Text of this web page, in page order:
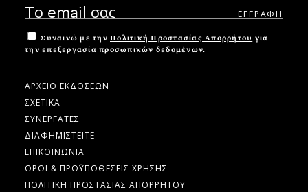
Συναινώ με την Πολιτική Προστασίας Απορρήτου για
την επεξεργασία προσωπικών δεδομένων.
ΑΡΧΕΙΟ ΕΚΔΟΣΕΩΝ
ΣΧΕΤΙΚΑ
ΣΥΝΕΡΓΑΤΕΣ
ΔΙΑΦΗΜΙΣΤΕΙΤΕ
ΕΠΙΚΟΙΝΩΝΙΑ
ΟΡΟΙ & ΠΡΟΫΠΟΘΕΣΕΙΣ ΧΡΗΣΗΣ
ΠΟΛΙΤΙΚΗ ΠΡΟΣΤΑΣΙΑΣ ΑΠΟΡΡΗΤΟΥ